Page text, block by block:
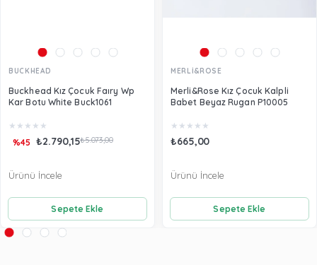
BUCKHEAD
Buckhead Kız Çocuk Faıry Wp
Kar Botu White Buck1061
★ ★ ★ ★ ★
₺2.790,15₺5.073,00
%45
Sepete Ekle
Ürünü İncele
MERLİ&ROSE
Merli&Rose Kız Çocuk Kalpli
Babet Beyaz Rugan P10005
★ ★ ★ ★ ★
₺665,00
Sepete Ekle
Ürünü İncele